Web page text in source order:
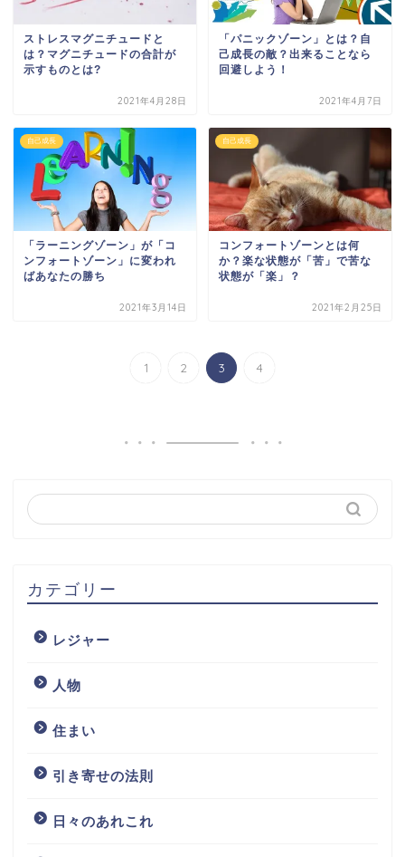
ストレスマグニチュードと
は？マグニチュードの合計が
示すものとは?
2021年4月28日
「パニックゾーン」とは？自
己成長の敵？出来ることなら
回避しよう！
2021年4月7日
自己成長
「ラーニングゾーン」が「コ
ンフォートゾーン」に変われ
ばあなたの勝ち
2021年3月14日
自己成長
コンフォートゾーンとは何
か？楽な状態が「苦」で苦な
状態が「楽」？
2021年2月25日
1 2 3 4
カテゴリー
レジャー
人物
住まい
引き寄せの法則
日々のあれこれ